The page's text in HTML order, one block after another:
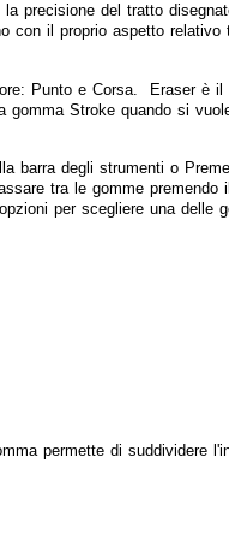
precisione del tratto
con il proprio aspetto relativo
Punto e Corsa. Eraser è
Stroke quando si
barra degli strumenti o
tra le gomme premendo
per scegliere una delle
permette di suddividere